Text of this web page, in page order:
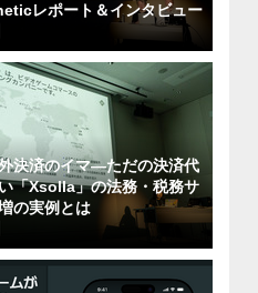
レポート＆インタビュー
決済のイマ―ただの決済代
「Xsolla」の法務・税務サ
の実例とは